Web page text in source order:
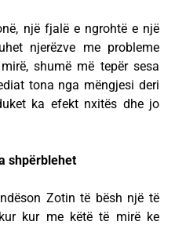
një fjalë e ngrohtë e një
njerëzve me probleme
shumë më tepër sesa
tona nga mëngjesi deri
ka efekt nxitës dhe jo
shpërblehet
Zotin të bësh një të
kur me këtë të mirë ke